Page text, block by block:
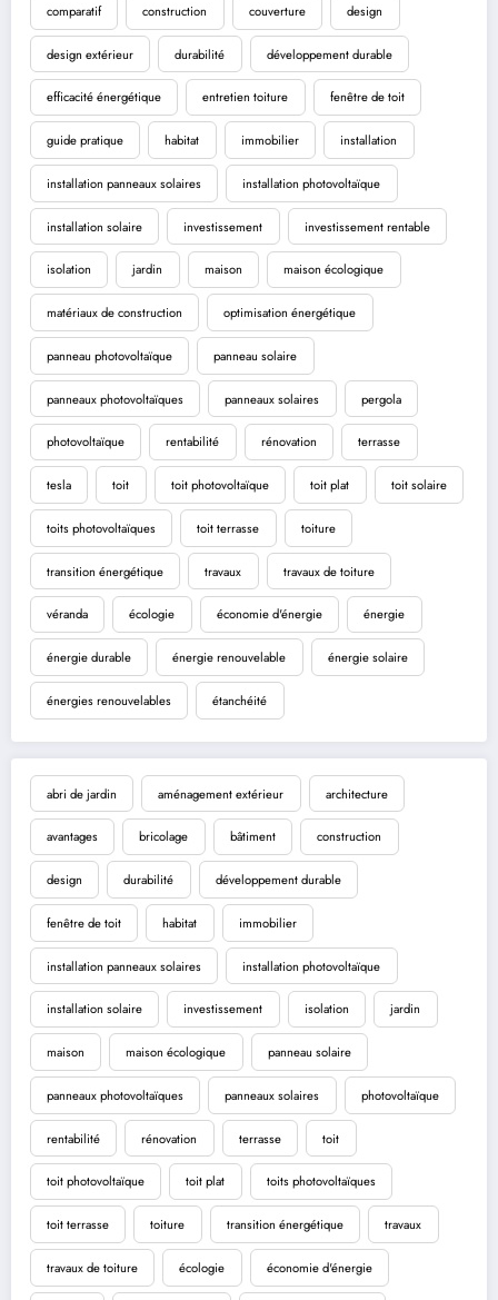
comparatif construction couverture design
design extérieur durabilité développement durable
efficacité énergétique entretien toiture fenêtre de toit
guide pratique habitat immobilier installation
installation panneaux solaires installation photovoltaïque
installation solaire investissement investissement rentable
isolation jardin maison maison écologique
matériaux de construction optimisation énergétique
panneau photovoltaïque panneau solaire
panneaux photovoltaïques panneaux solaires pergola
photovoltaïque rentabilité rénovation terrasse
tesla toit toit photovoltaïque toit plat toit solaire
toits photovoltaïques toit terrasse toiture
transition énergétique travaux travaux de toiture
véranda écologie économie d'énergie énergie
énergie durable énergie renouvelable énergie solaire
énergies renouvelables étanchéité
abri de jardin aménagement extérieur architecture
avantages bricolage bâtiment construction
design durabilité développement durable
fenêtre de toit habitat immobilier
installation panneaux solaires installation photovoltaïque
installation solaire investissement isolation jardin
maison maison écologique panneau solaire
panneaux photovoltaïques panneaux solaires photovoltaïque
rentabilité rénovation terrasse toit
toit photovoltaïque toit plat toits photovoltaïques
toit terrasse toiture transition énergétique travaux
travaux de toiture écologie économie d'énergie